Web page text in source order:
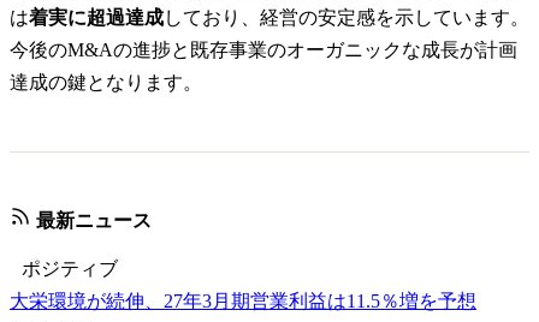
は着実に超過達成しており、経営の安定感を示しています。
今後のM&Aの進捗と既存事業のオーガニックな成長が計画
達成の鍵となります。
最新ニュース
ポジティブ
大栄環境が続伸、27年3月期営業利益は11.5％増を予想